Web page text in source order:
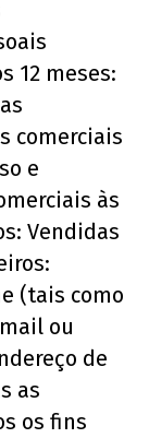
12 meses:
comerciais
e
às
Vendidas
(tais como
ou
de
as
os fins